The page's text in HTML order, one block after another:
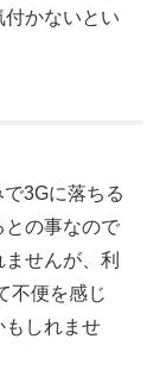
かないとい
3Gに落ちる
との事なので
せんが、利
不便を感じ
もしれませ